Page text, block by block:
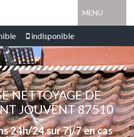
MENU
indisponible
NETTOYAGE DE
JOUVENT 87510
24h/24 sur 7j/7 en cas